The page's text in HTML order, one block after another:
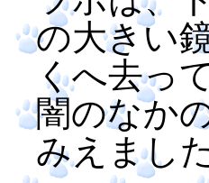
の大きい
くへ去っ
闇のなか
みえまし